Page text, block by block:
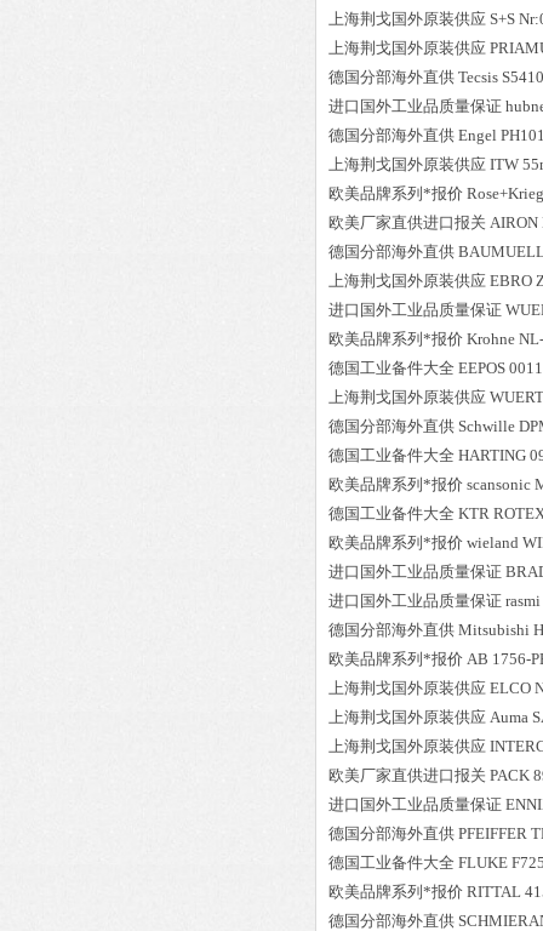
上海荆戈国外原装供应 S+S
上海荆戈国外原装供应
德国分部海外直供 Tecsis
进口国外工业品质量保证
德国分部海外直供 Engel
上海荆戈国外原装供应 ITW
欧美品牌系列*报价
欧美厂家直供进口报关 AIRON
德国分部海外直供
上海荆戈国外原装供应 EBRO
进口国外工业品质量保证
欧美品牌系列*报价 Krohne
德国工业备件大全 EEPOS
上海荆戈国外原装供应
德国分部海外直供 Schwille
德国工业备件大全 HARTING
欧美品牌系列*报价 scansonic
德国工业备件大全 KTR
欧美品牌系列*报价 wieland
进口国外工业品质量保证
进口国外工业品质量保证 rasmi
德国分部海外直供 Mitsubishi
欧美品牌系列*报价 AB 1756-
上海荆戈国外原装供应 ELCO
上海荆戈国外原装供应 Auma
上海荆戈国外原装供应
欧美厂家直供进口报关 PACK
进口国外工业品质量保证
德国分部海外直供 PFEIFFER
德国工业备件大全 FLUKE
欧美品牌系列*报价 RITTAL
德国分部海外直供